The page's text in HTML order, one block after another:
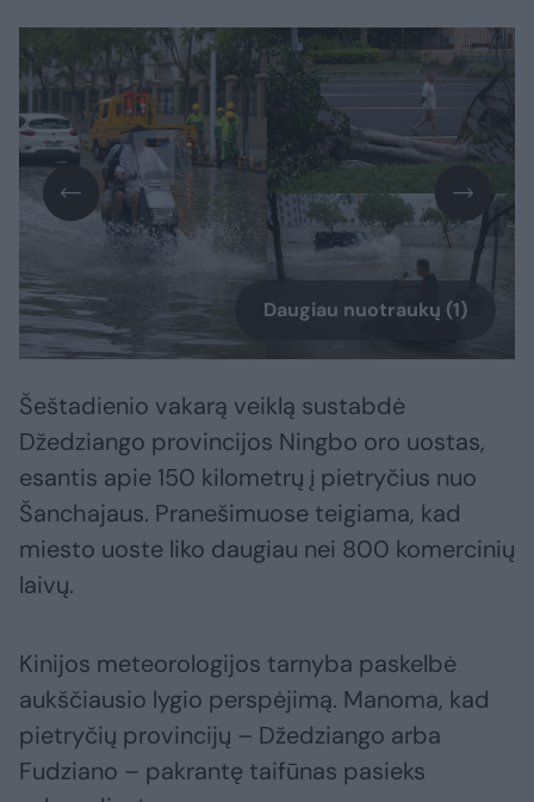
Daugiau nuotraukų (1)
Šeštadienio vakarą veiklą sustabdė
Džedziango provincijos Ningbo oro uostas,
esantis apie 150 kilometrų į pietryčius nuo
Šanchajaus. Pranešimuose teigiama, kad
miesto uoste liko daugiau nei 800 komercinių
laivų.
Kinijos meteorologijos tarnyba paskelbė
aukščiausio lygio perspėjimą. Manoma, kad
pietryčių provincijų – Džedziango arba
Fudziano – pakrantę taifūnas pasieks